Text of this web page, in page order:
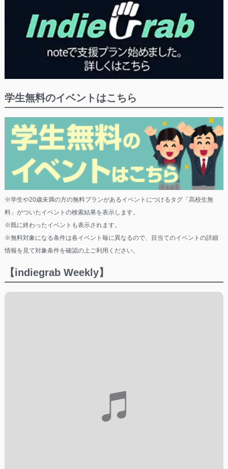
学生無料のイベントはこちら
※学生や20歳未満の方の無料プランがあるイベントにつけるタグ「高校生無
料」がついたイベントの検索結果を表示します。
※既に終わったイベントも表示されます。
※無料対象になる条件は各イベント毎に異なるので、目当てのイベントの詳細
情報を見て対象条件を確認の上ご利用ください。
【indiegrab Weekly】